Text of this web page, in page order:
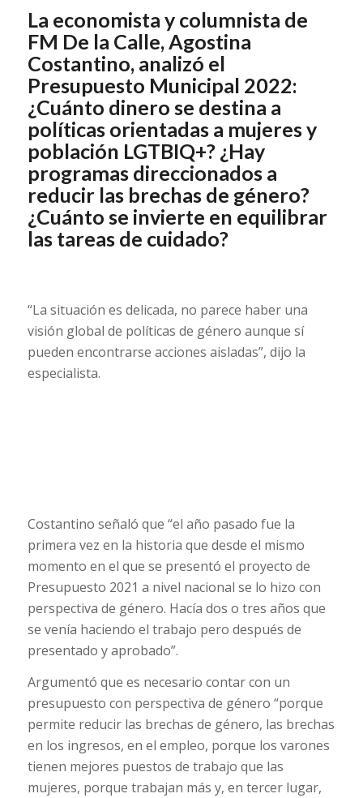
La economista y columnista de
FM De la Calle, Agostina
Costantino, analizó el
Presupuesto Municipal 2022:
¿Cuánto dinero se destina a
políticas orientadas a mujeres y
población LGTBIQ+? ¿Hay
programas direccionados a
reducir las brechas de género?
¿Cuánto se invierte en equilibrar
las tareas de cuidado?
“La situación es delicada, no parece haber una
visión global de políticas de género aunque sí
pueden encontrarse acciones aisladas”, dijo la
especialista.
Costantino señaló que “el año pasado fue la
primera vez en la historia que desde el mismo
momento en el que se presentó el proyecto de
Presupuesto 2021 a nivel nacional se lo hizo con
perspectiva de género. Hacía dos o tres años que
se venía haciendo el trabajo pero después de
presentado y aprobado”.
Argumentó que es necesario contar con un
presupuesto con perspectiva de género “porque
permite reducir las brechas de género, las brechas
en los ingresos, en el empleo, porque los varones
tienen mejores puestos de trabajo que las
mujeres, porque trabajan más y, en tercer lugar,